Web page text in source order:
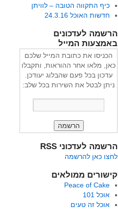
כיף התקווה הטובה – לוויתן
חדשות האוכל 24.3.16
הרשמה לעדכונים
באמצעות המייל
הכניסו את כתובת המייל שלכם
כאן, מלאו אחר ההוראות, ותקבלו
עדכון בכל פעם שהבלוג יעודכן.
ניתן לבטל את השירות בכל שלב:
הרשמה לעדכוני RSS
לחצו כאן להרשמה
קישורים ממולאים
Peace of Cake
אוכל 101
אוכל זה טעים